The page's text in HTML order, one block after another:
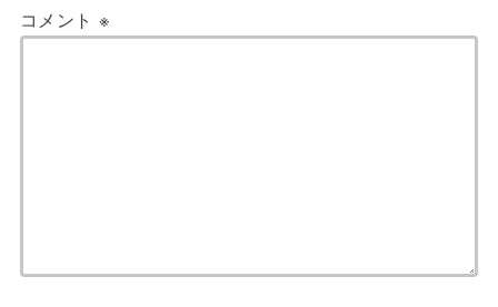
コメント ※